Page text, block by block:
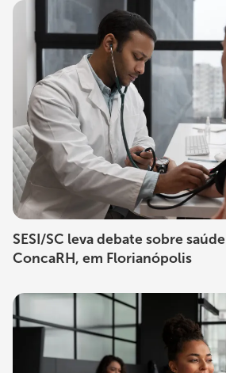
SESI/SC leva debate sobre
ConcaRH, em Florianópolis